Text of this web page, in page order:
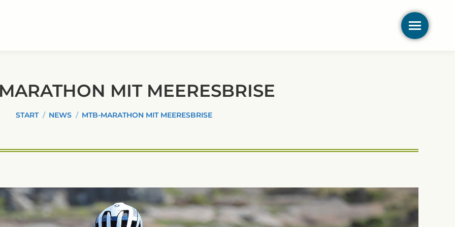
MIT MEERESBRISE
START NEWS MTB-MARATHON MIT MEERESBRISE